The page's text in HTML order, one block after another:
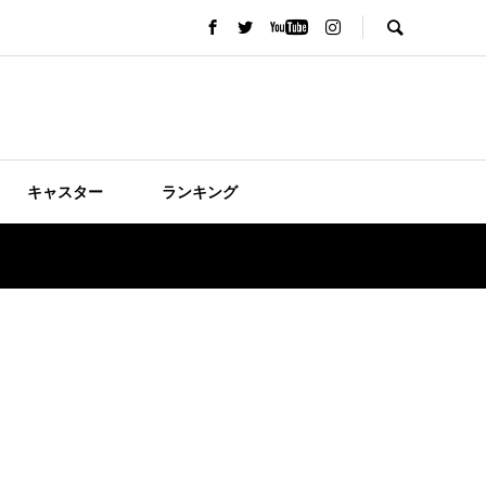
キャスター ランキング